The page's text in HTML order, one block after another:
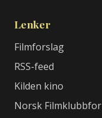
Lenker
Filmforslag
RSS-feed
Kilden kino
Norsk